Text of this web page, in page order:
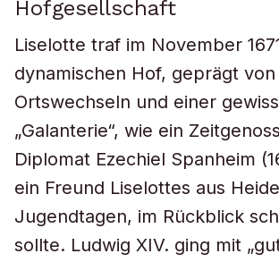
Hofgesellschaft
Liselotte traf im November
dynamischen Hof, geprägt
Ortswechseln und einer
„Galanterie“, wie ein
Diplomat Ezechiel Spanheim
ein Freund Liselottes aus
Jugendtagen, im Rückblick
sollte. Ludwig XIV. ging mit